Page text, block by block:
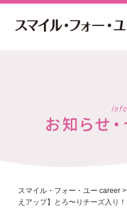
スマイル・フォー・ユー career >
えアップ】とろ〜りチーズ入り